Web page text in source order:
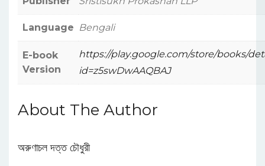
Language Bengali
E-book
Version
https://play.google.com/store/books/
id=z5swDwAAQBAJ
About The Author
অরুণাচল দত্ত চৌধুরী